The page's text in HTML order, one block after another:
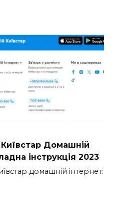
Домашній
інструкція 2023
домашній інтернет: